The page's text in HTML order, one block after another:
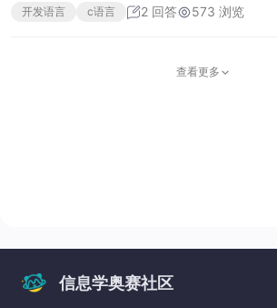
开发语言 c语言 2 回答 573 浏览
查看更多
信息学奥赛社区